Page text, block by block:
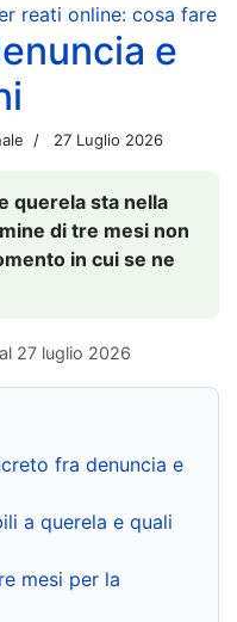
reati online: cosa fare
e
27 Luglio 2026
querela sta nella
di tre mesi non
in cui se ne
27 luglio 2026
fra denuncia e
a querela e quali
mesi per la